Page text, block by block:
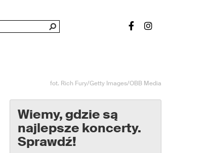
fot. Rich Fury/Getty Images/OBB Media
Wiemy, gdzie są
najlepsze koncerty.
Sprawdź!